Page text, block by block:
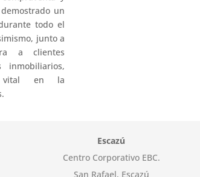
un
todo el
junto a
a clientes
inmobiliarios,
vital en la
Escazú
Centro Corporativo EBC.
San Rafael, Escazú